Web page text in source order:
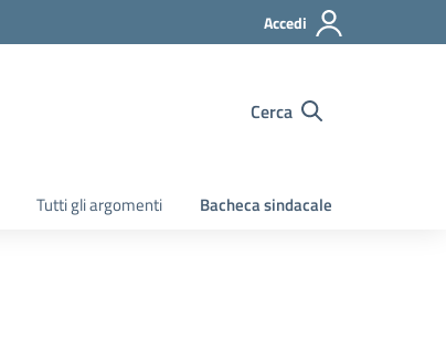
Accedi
Cerca
Tutti gli argomenti Bacheca sindacale